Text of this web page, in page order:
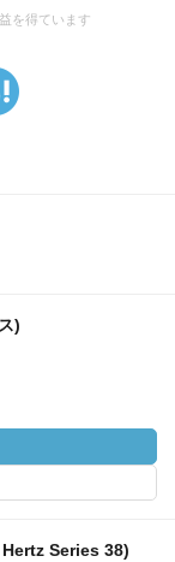
を得ています
)
Hertz Series 38)